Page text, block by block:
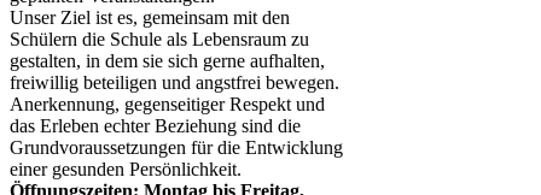
Unser Ziel ist es, gemeinsam mit den
Schülern die Schule als Lebensraum zu
gestalten, in dem sie sich gerne aufhalten,
freiwillig beteiligen und angstfrei bewegen.
Anerkennung, gegenseitiger Respekt und
das Erleben echter Beziehung sind die
Grundvoraussetzungen für die Entwicklung
einer gesunden Persönlichkeit.
Öffnungszeiten: Montag bis Freitag,